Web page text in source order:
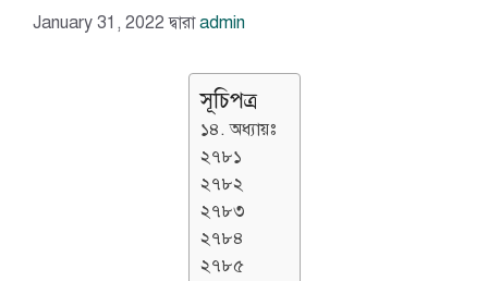
January 31, 2022 দ্বারাadmin
সূচিপত্র
১৪. অধ্যায়ঃ
২৭৮১
২৭৮২
২৭৮৩
২৭৮৪
২৭৮৫